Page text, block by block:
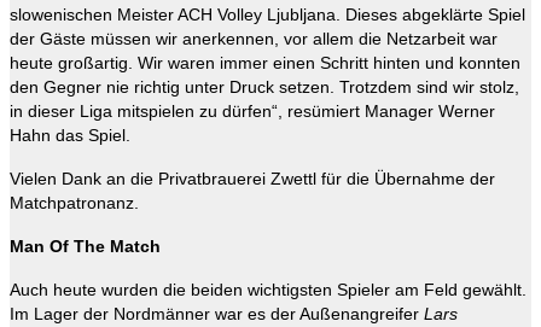
slowenischen Meister ACH Volley Ljubljana. Dieses abgeklärte Spiel
der Gäste müssen wir anerkennen, vor allem die Netzarbeit war
heute großartig. Wir waren immer einen Schritt hinten und konnten
den Gegner nie richtig unter Druck setzen. Trotzdem sind wir stolz,
in dieser Liga mitspielen zu dürfen“, resümiert Manager Werner
Hahn das Spiel.
Vielen Dank an die Privatbrauerei Zwettl für die Übernahme der
Matchpatronanz.
Man Of The Match
Auch heute wurden die beiden wichtigsten Spieler am Feld gewählt.
Im Lager der Nordmänner war es der Außenangreifer Lars